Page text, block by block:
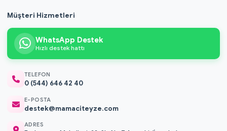
Müşteri Hizmetleri
WhatsApp Destek
Hızlı destek hattı
TELEFON
0 (544) 646 42 40
E-POSTA
destek@mamaciteyze.com
ADRES